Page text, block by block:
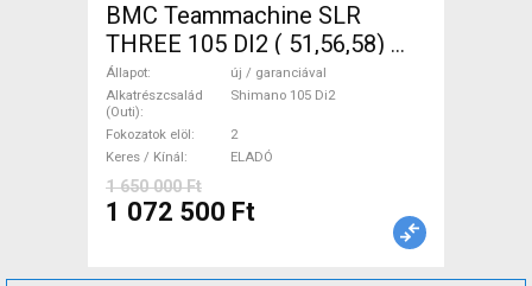
BMC Teammachine SLR
THREE 105 DI2 ( 51,56,58)
Országúti Shimano 105 Di2
tárcsafék új / garanciával
ELADÓ
Állapot
új / garanciával
Alkatrészcsalád
(Outi)
Shimano 105 Di2
Fokozatok elöl
2
Keres / Kínál
ELADÓ
1 650 000 Ft
1 072 500 Ft